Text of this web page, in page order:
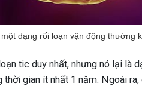
dạng rối loạn vận động thường
tic duy nhất, nhưng nó lại là
thời gian ít nhất 1 năm. Ngoài